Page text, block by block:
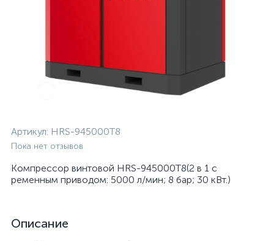
Артикул: HRS-945000T8
Пока нет отзывов
Компрессор винтовой HRS-945000T8(2 в 1 с
ременным приводом: 5000 л/мин; 8 бар; 30 кВт.)
Описание